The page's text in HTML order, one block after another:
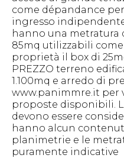
come dépandance
ingresso
hanno una metratura
85mq utilizzabili
proprietà il box di
PREZZO terreno
1.100mq e arredo di
www.panimmre.it per
proposte disponibili.
devono essere
hanno alcun
planimetrie e le
puramente indicative